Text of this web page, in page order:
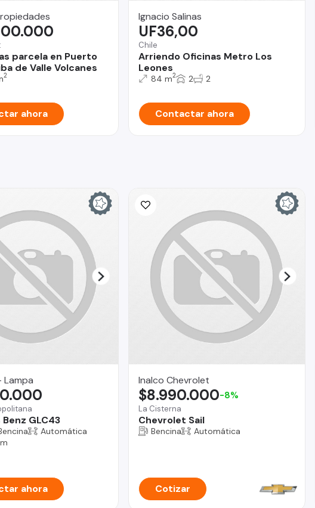
parcela en Puerto
de Valle Volcanes
2
ahora
Ignacio Salinas
Chile
Arriendo Oficinas Metro Los
Leones
UF36,00
84 m2 2 2
Contactar ahora
Lampa
GLC43
Automática
ahora
Inalco Chevrolet
La Cisterna
Chevrolet Sail
$8.990.000-8%
Bencina Automática
Cotizar